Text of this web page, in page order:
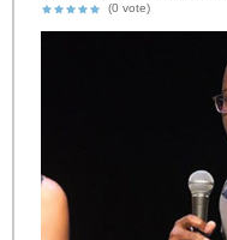
(0 vote)